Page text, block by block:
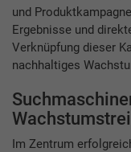
und
Ergebnisse und
Verknüpfung dieser
nachhaltiges
Im Zentrum